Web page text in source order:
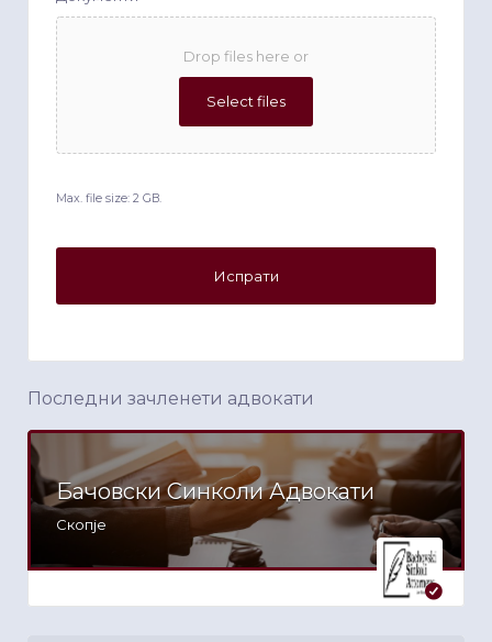
Drop files here or
Select files
Max. file size: 2 GB.
Последни зачленети адвокати
Бачовски Синколи Адвокати
Скопје